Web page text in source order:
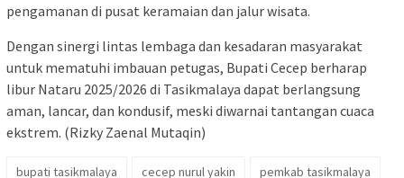
pengamanan di pusat keramaian dan jalur wisata.
Dengan sinergi lintas lembaga dan kesadaran masyarakat
untuk mematuhi imbauan petugas, Bupati Cecep berharap
libur Nataru 2025/2026 di Tasikmalaya dapat berlangsung
aman, lancar, dan kondusif, meski diwarnai tantangan cuaca
ekstrem. (Rizky Zaenal Mutaqin)
bupati tasikmalaya cecep nurul yakin
pemkab tasikmalaya